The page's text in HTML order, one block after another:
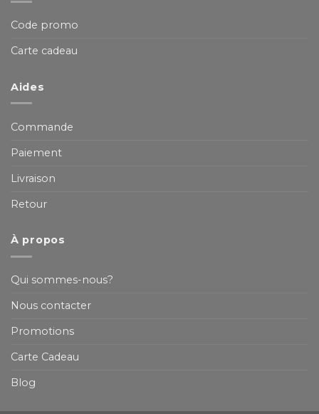
Code promo
Carte cadeau
Aides
Commande
Paiement
Livraison
Retour
À propos
Qui sommes-nous?
Nous contacter
Promotions
Carte Cadeau
Blog